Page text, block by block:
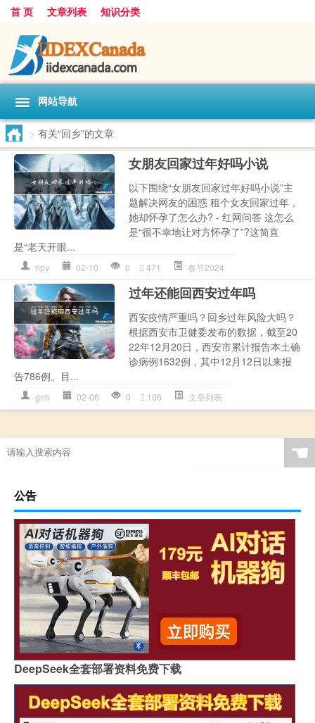
首 页 文章列表 知识分类
网站导航
> 有关“回乡”的文章
女朋友回家过年好吗小说
以下围绕“女朋友回家过年好吗小说”主
题解决网友的困惑 租个女友回家过年，
她却怀孕了怎么办? - 红网问答 这怎么
是“很不幸地让对方怀孕了”?这简直
是“老天开眼...
npy 02-10 0 471 春节2024
过年还能回西安过年吗
西安疫情严重吗？回乡过年风险大吗？
根据西安市卫健委发布的数据，截至20
22年12月20日，西安市累计报告本土确
诊病例1632例，其中12月12日以来报
告786例。目...
gnh 02-06 0 106 文章列表
☚
公告
DeepSeek全套部署资料免费下载